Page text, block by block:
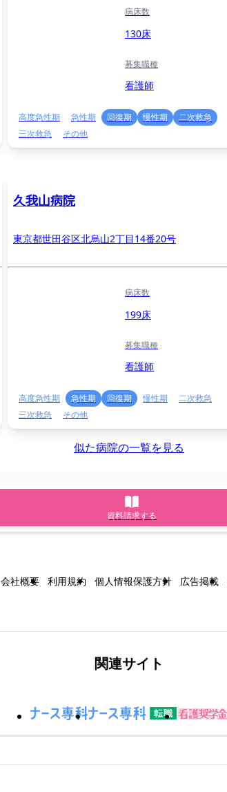
病床数
130床
募集職種
看護師
高度急性期 急性期 回復期 慢性期
二次救急
三次救急
その他
久我山病院
東京都世田谷区北烏山2丁目14番20号
病床数
199床
募集職種
看護師
高度急性期 急性期 回復期 慢性期
二次救急
三次救急
その他
似た病院の一覧を見る
資料請求する
会社概要 利用規約 個人情報保護方針 広告掲載
関連サイト